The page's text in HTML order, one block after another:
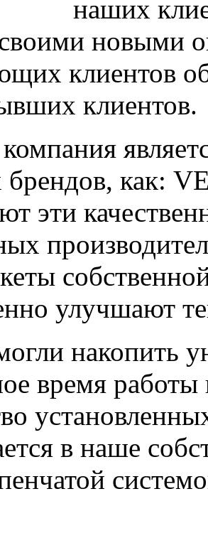
наших
новыми
клиентов
клиентов.
как:
эти
улучшают
накопить
время
в наше